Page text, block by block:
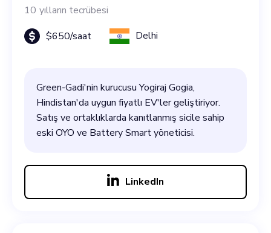
10 yılların tecrübesi
$650/saat Delhi
Green-Gadi'nin kurucusu Yogiraj Gogia,
Hindistan'da uygun fiyatlı EV'ler geliştiriyor.
Satış ve ortaklıklarda kanıtlanmış sicile sahip
eski OYO ve Battery Smart yöneticisi.
LinkedIn